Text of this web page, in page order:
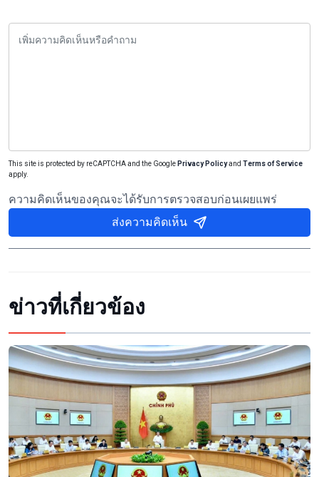
This site is protected by reCAPTCHA and the Google Privacy Policyand Terms of Service
apply.
ความคิดเห็นของคุณจะได้รับการตรวจสอบก่อนเผยแพร่
ส่งความคิดเห็น
ข่าวที่เกี่ยวข้อง